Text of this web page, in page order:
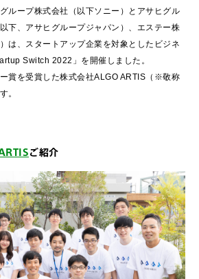
ループ株式会社（以下ソニー）とアサヒグル
下、アサヒグループジャパン）、エステー株
は、スタートアップ企業を対象としたビジネ
Switch 2022」を開催しました。
賞を受賞した株式会社ALGO ARTIS（※敬称
。
ご紹介